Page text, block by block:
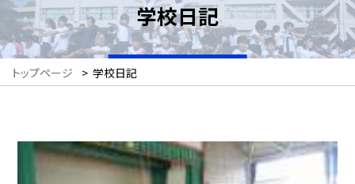
学校日記
トップページ > 学校日記